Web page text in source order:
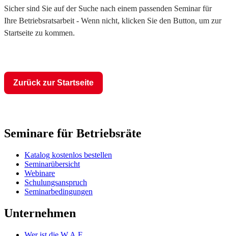
Sicher sind Sie auf der Suche nach einem passenden Seminar für
Ihre Betriebsratsarbeit - Wenn nicht, klicken Sie den Button, um zur
Startseite zu kommen.
Zurück zur Startseite
Seminare für Betriebsräte
Katalog kostenlos bestellen
Seminarübersicht
Webinare
Schulungsanspruch
Seminarbedingungen
Unternehmen